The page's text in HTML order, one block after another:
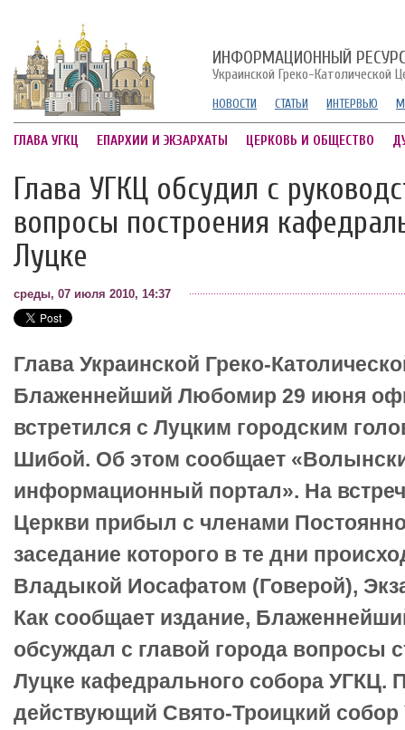
ИНФОРМАЦИОННЫЙ
Украинской Греко-Католической
НОВОСТИ СТАТЬИ ИНТЕРВЬЮ
ГЛАВА УГКЦ ЕПАРХИИ И ЭКЗАРХАТЫ ЦЕРКОВЬ И ОБЩЕСТВО
Глава УГКЦ обсудил с
вопросы построения
Луцке
среды, 07 июля 2010, 14:37
Глава Украинской Греко-
Блаженнейший Любомир 29 июня
встретился с Луцким городским
Шибой. Об этом сообщает
информационный портал». На
Церкви прибыл с членами
заседание которого в те дни
Владыкой Иосафатом (Говерой),
Как сообщает издание,
обсуждал с главой города вопросы
Луцке кафедрального собора УГКЦ.
действующий Свято-Троицкий